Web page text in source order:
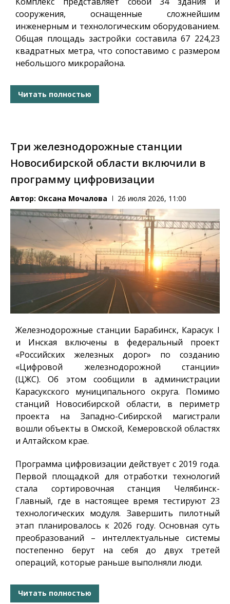
сооружения, оснащенные сложнейшим
инженерным и технологическим оборудованием.
Общая площадь застройки составила 67 224,23
квадратных метра, что сопоставимо с размером
небольшого микрорайона.
Читать полностью
Три железнодорожные станции
Новосибирской области включили в
программу цифровизации
Автор: Оксана Мочалова 26 июля 2026, 11:00
Железнодорожные станции Барабинск, Карасук I
и Инская включены в федеральный проект
«Российских железных дорог» по созданию
«Цифровой железнодорожной станции»
(ЦЖС). Об этом сообщили в администрации
Карасукского муниципального округа. Помимо
станций Новосибирской области, в периметр
проекта на Западно-Сибирской магистрали
вошли объекты в Омской, Кемеровской областях
и Алтайском крае.
Программа цифровизации действует с 2019 года.
Первой площадкой для отработки технологий
стала сортировочная станция Челябинск-
Главный, где в настоящее время тестируют 23
технологических модуля. Завершить пилотный
этап планировалось к 2026 году. Основная суть
преобразований – интеллектуальные системы
постепенно берут на себя до двух третей
операций, которые раньше выполняли люди.
Читать полностью